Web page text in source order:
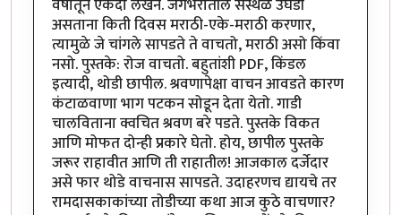
वर्षातून एकदा लेखन. जगभरातील संस्थळे उघडी
असताना किती दिवस मराठी-एके-मराठी करणार,
त्यामुळे जे चांगले सापडते ते वाचतो, मराठी असो किंवा
नसो. पुस्तके: रोज वाचतो. बहुतांशी PDF, किंडल
इत्यादी, थोडी छापील. श्रवणापेक्षा वाचन आवडते कारण
कंटाळवाणा भाग पटकन सोडून देता येतो. गाडी
चालविताना क्वचित श्रवण बरे पडते. पुस्तके विकत
आणि मोफत दोन्ही प्रकारे घेतो. होय, छापील पुस्तके
जरूर राहावीत आणि ती राहातील! आजकाल दर्जेदार
असे फार थोडे वाचनास सापडते. उदाहरणच द्यायचे तर
रामदासकाकांच्या तोडीच्या कथा आज कुठे वाचणार?